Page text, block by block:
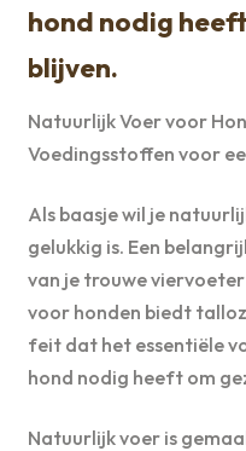
hond nodig
blijven.
Natuurlijk Voer voor
Voedingsstoffen voor
Als baasje wil je
gelukkig is. Een
van je trouwe
voor honden biedt
feit dat het essentiële
hond nodig heeft om
Natuurlijk voer is